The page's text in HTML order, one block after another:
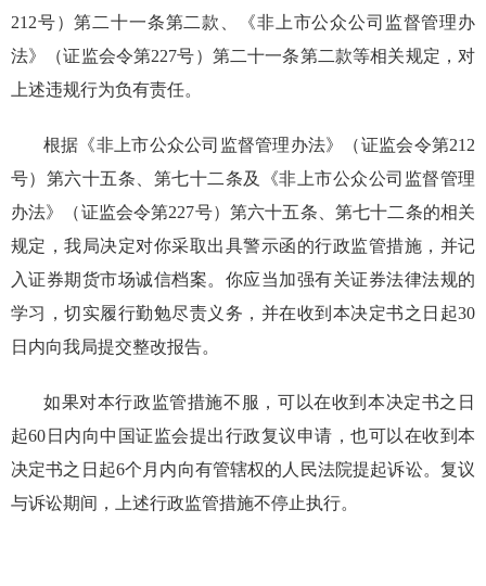
212号）第二十一条第二款、《非上市公众公司监督管理办
法》（证监会令第227号）第二十一条第二款等相关规定 ，对
上述违规行为负有责任。
根据 《非上市公众公司监督管理办法》（证监会令第212
号） 第六十五条、第七十二条及《非上市公众公司监督管理
办法》（证监会令第227号） 第六十五条、第七十二条的相关
规定，我局决定对你采取出具警示函的行政监管措施，并记
入证券期货市场诚信档案。你应当加强有关证券法律法规的
学习，切实履行勤勉尽责义务，并在收到本决定书之日起30
日内向我局提交整改报告。
如果对本行政监管措施不服，可以在收到本决定书之日
起60日内向中国证监会提出行政复议申请，也可以在收到本
决定书之日起6个月内向有管辖权的人民法院提起诉讼。复议
与诉讼期间，上述行政监管措施不停止执行。